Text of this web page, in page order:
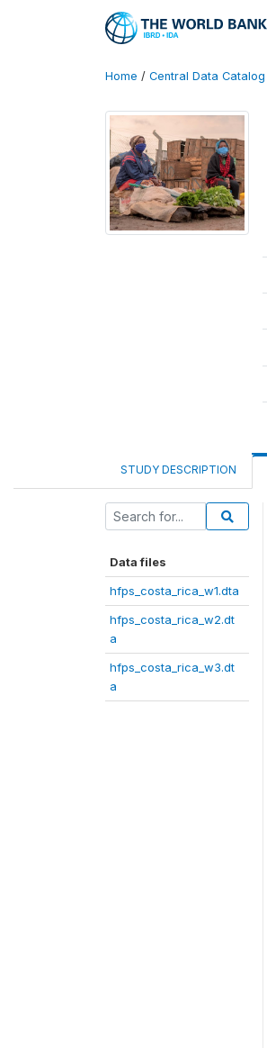
Home / Central Data Catalog
STUDY DESCRIPTION
Data files
hfps_costa_rica_w1.dta
hfps_costa_rica_w2.dt
a
hfps_costa_rica_w3.dt
a